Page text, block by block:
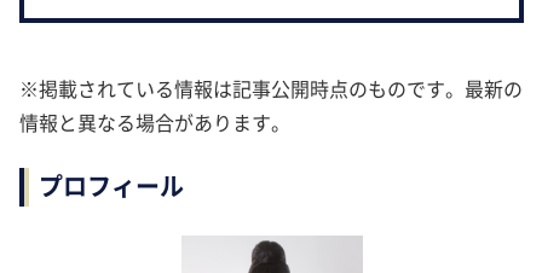
※掲載されている情報は記事公開時点のものです。最新の
情報と異なる場合があります。
プロフィール